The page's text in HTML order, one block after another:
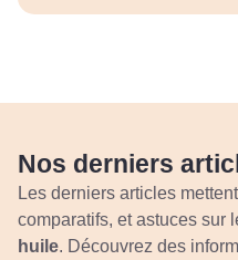
Nos derniers
Les derniers articles
comparatifs, et astuces sur
huile. Découvrez des